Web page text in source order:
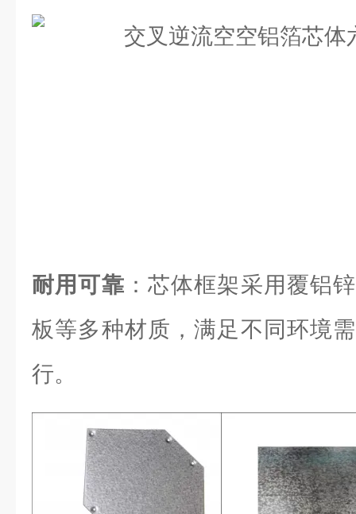
耐用可靠 ：芯体框架采用覆铝
板等多种材质，满足不同环境
行。